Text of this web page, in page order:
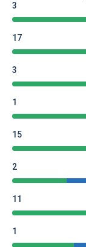
3
17
3
1
15
2
11
1